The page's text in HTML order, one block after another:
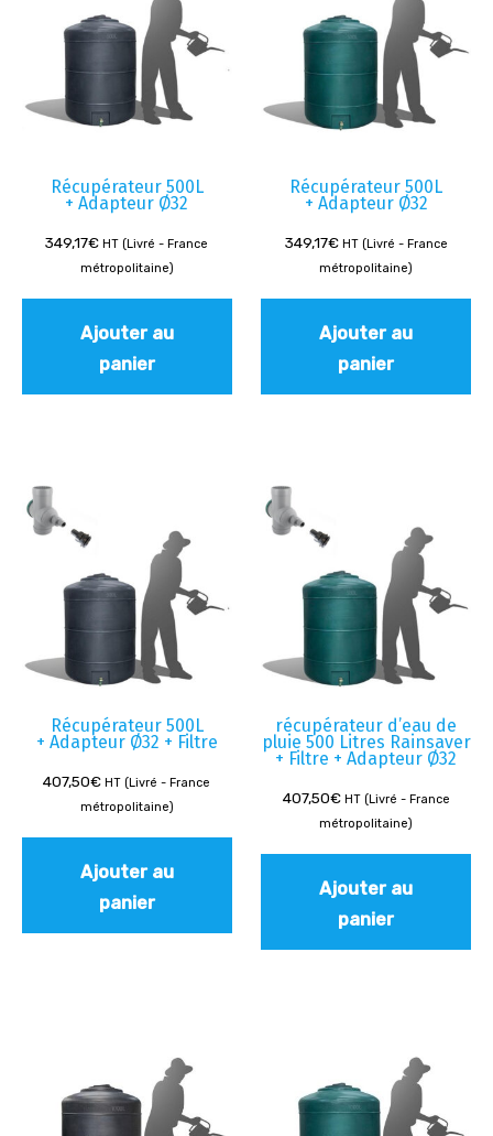
Récupérateur 500L
+ Adapteur Ø32
349,17€ HT (Livré - France
métropolitaine)
Ajouter au
panier
Récupérateur 500L
+ Adapteur Ø32
349,17€ HT (Livré - France
métropolitaine)
Ajouter au
panier
Récupérateur 500L
+ Adapteur Ø32 + Filtre
407,50€ HT (Livré - France
métropolitaine)
Ajouter au
panier
récupérateur d’eau de
pluie 500 Litres Rainsaver
+ Filtre + Adapteur Ø32
407,50€ HT (Livré - France
métropolitaine)
Ajouter au
panier